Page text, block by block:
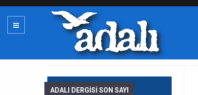
ADALI DERGİSİ SON SAYI